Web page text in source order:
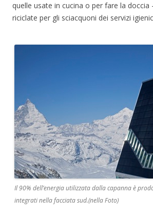
quelle usate in cucina o per fare la
riciclate per gli sciacquoni dei servizi
Il 90% dell’energia utilizzata dalla capanna è
integrati nella facciata sud.(nella Foto)